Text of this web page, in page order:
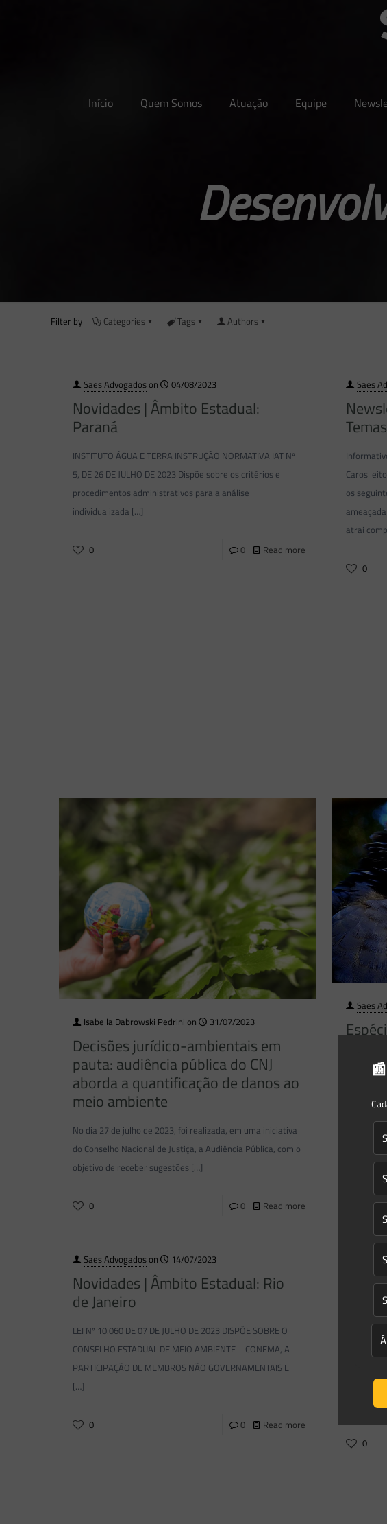
Início Quem Somos Atuação Equipe
Filter by Categories Tags Authors
Saes Advogadoson 04/08/2023
Novidades | Âmbito Estadual:
Paraná
INSTITUTO ÁGUA E TERRA INSTRUÇÃO NORMATIVA IAT Nº
5, DE 26 DE JULHO DE 2023 Dispõe sobre os critérios e
procedimentos administrativos para a análise
individualizada […]
0 0 Read more
Saes
Caros
os
atrai
0
Isabella Dabrowski Pedrini on 31/07/2023
Decisões jurídico-ambientais em
pauta: audiência pública do CNJ
aborda a quantificação de danos ao
meio ambiente
No dia 27 de julho de 2023, foi realizada, em uma iniciativa
do Conselho Nacional de Justiça, a Audiência Pública, com o
objetivo de receber sugestões […]
0 0 Read more
Saes
atrai
Em um
Saes Advogadoson 14/07/2023
Novidades | Âmbito Estadual: Rio
de Janeiro
LEI Nº 10.060 DE 07 DE JULHO DE 2023 DISPÕE SOBRE O
CONSELHO ESTADUAL DE MEIO AMBIENTE – CONEMA, A
PARTICIPAÇÃO DE MEMBROS NÃO GOVERNAMENTAIS E
[…]
0 0 Read more
Saes
Caros
Biológica
0